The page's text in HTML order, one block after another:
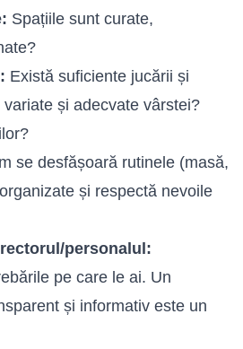
Spațiile sunt curate,
Există suficiente jucării și
și adecvate vârstei?
se desfășoară rutinele (masă,
și respectă nevoile
personalul:
pe care le ai. Un
și informativ este un